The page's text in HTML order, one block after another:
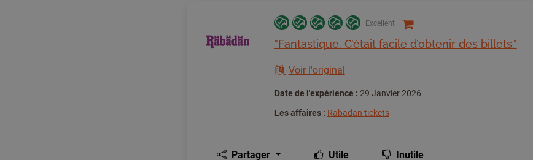
Excellent
"Fantastique. C’était facile d’obtenir des billets."
Voir l'original
Date de l'expérience : 29 Janvier 2026
Les affaires : Rabadan tickets
Partager Utile Inutile